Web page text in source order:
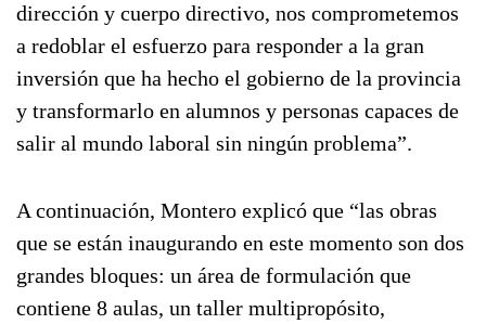
dirección y cuerpo directivo, nos comprometemos
a redoblar el esfuerzo para responder a la gran
inversión que ha hecho el gobierno de la provincia
y transformarlo en alumnos y personas capaces de
salir al mundo laboral sin ningún problema”.
A continuación, Montero explicó que “las obras
que se están inaugurando en este momento son dos
grandes bloques: un área de formulación que
contiene 8 aulas, un taller multipropósito,